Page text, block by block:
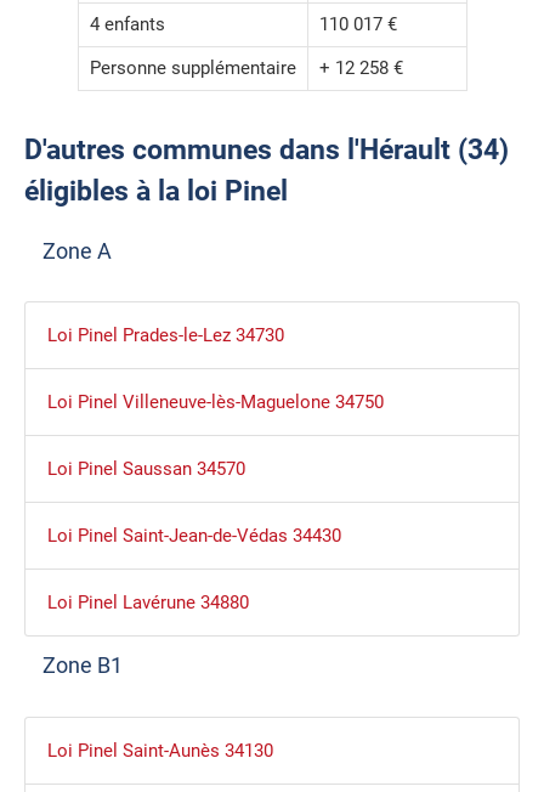
4 enfants
110 017 €
Personne supplémentaire
+ 12 258 €
D'autres communes dans l'Hérault (34)
éligibles à la loi Pinel
Zone A
Loi Pinel Prades-le-Lez 34730
Loi Pinel Villeneuve-lès-Maguelone 34750
Loi Pinel Saussan 34570
Loi Pinel Saint-Jean-de-Védas 34430
Loi Pinel Lavérune 34880
Zone B1
Loi Pinel Saint-Aunès 34130